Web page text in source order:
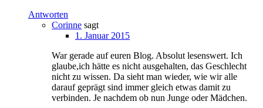
Antworten
Corinne sagt
1. Januar 2015
War gerade auf euren Blog. Absolut lesenswert. Ich
glaube,ich hätte es nicht ausgehalten, das Geschlecht
nicht zu wissen. Da sieht man wieder, wie wir alle
darauf geprägt sind immer gleich etwas damit zu
verbinden. Je nachdem ob nun Junge oder Mädchen.